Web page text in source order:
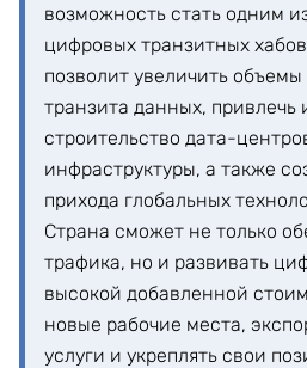
возможность стать одним
цифровых транзитных
позволит увеличить
транзита данных, привлечь
строительство дата-
инфраструктуры, а также
прихода глобальных
Страна сможет не только
трафика, но и развивать
высокой добавленной
новые рабочие места,
услуги и укреплять свои